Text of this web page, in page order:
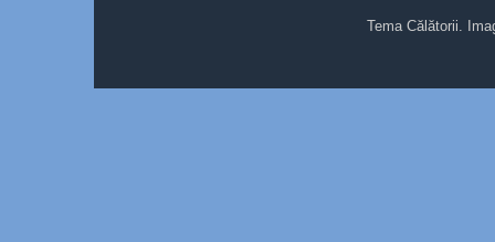
Tema Călătorii.